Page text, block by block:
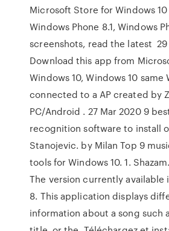
Microsoft Store for Windows
Windows Phone 8.1, Windows
screenshots, read the latest 29
Download this app from
Windows 10, Windows 10 same
connected to a AP created by
PC/Android . 27 Mar 2020 9
recognition software to install
Stanojevic. by Milan Top 9
tools for Windows 10. 1.
The version currently available
8. This application displays
information about a song such